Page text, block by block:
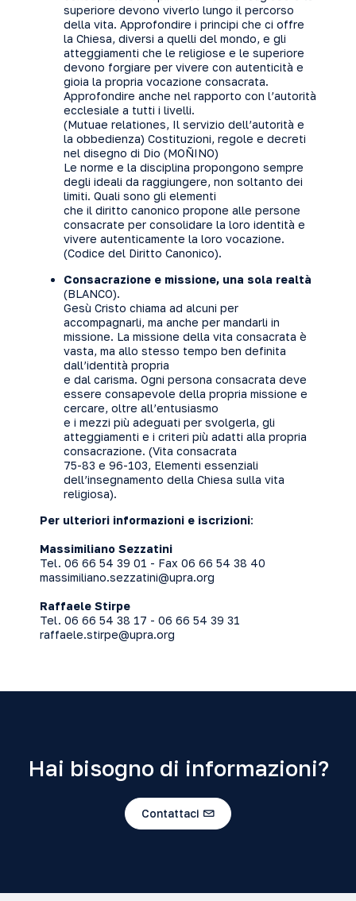
superiore devono viverlo lungo il percorso
della vita. Approfondire i principi che ci offre
la Chiesa, diversi a quelli del mondo, e gli
atteggiamenti che le religiose e le superiore
devono forgiare per vivere con autenticità e
gioia la propria vocazione consacrata.
Approfondire anche nel rapporto con l’autorità
ecclesiale a tutti i livelli.
(Mutuae relationes, Il servizio dell’autorità e
la obbedienza) Costituzioni, regole e decreti
nel disegno di Dio (MOÑINO)
Le norme e la disciplina propongono sempre
degli ideali da raggiungere, non soltanto dei
limiti. Quali sono gli elementi
che il diritto canonico propone alle persone
consacrate per consolidare la loro identità e
vivere autenticamente la loro vocazione.
(Codice del Diritto Canonico).
Consacrazione e missione, una sola realtà
(BLANCO).
Gesù Cristo chiama ad alcuni per
accompagnarli, ma anche per mandarli in
missione. La missione della vita consacrata è
vasta, ma allo stesso tempo ben definita
dall’identità propria
e dal carisma. Ogni persona consacrata deve
essere consapevole della propria missione e
cercare, oltre all’entusiasmo
e i mezzi più adeguati per svolgerla, gli
atteggiamenti e i criteri più adatti alla propria
consacrazione. (Vita consacrata
75-83 e 96-103, Elementi essenziali
dell’insegnamento della Chiesa sulla vita
religiosa).
Per ulteriori informazioni e iscrizioni:
Massimiliano Sezzatini
Tel. 06 66 54 39 01 - Fax 06 66 54 38 40
massimiliano.sezzatini@upra.org
Raffaele Stirpe
Tel. 06 66 54 38 17 - 06 66 54 39 31
raffaele.stirpe@upra.org
Hai bisogno di informazioni?
Contattaci